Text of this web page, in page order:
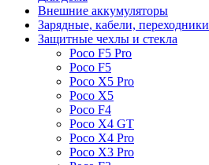
Внешние аккумуляторы
Зарядные, кабели, переходники
Защитные чехлы и стекла
Poco F5 Pro
Poco F5
Poco X5 Pro
Poco X5
Poco F4
Poco X4 GT
Poco X4 Pro
Poco X3 Pro